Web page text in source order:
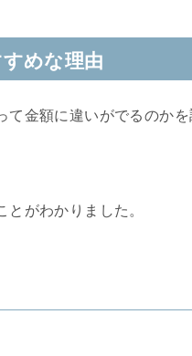
めな理由
金額に違いがでるのかを
がわかりました。